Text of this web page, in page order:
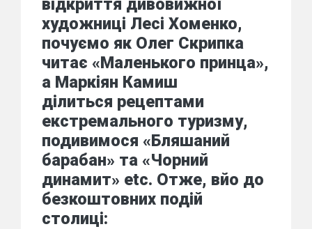
відкриття дивовижної
художниці Лесі Хоменко,
почуємо як Олег Скрипка
читає «Маленького принца»,
а Маркіян Камиш
ділиться рецептами
екстремального туризму,
подивимося «Бляшаний
барабан» та «Чорний
динамит» etc. Отже, вйо до
безкоштовних подій
столиці: